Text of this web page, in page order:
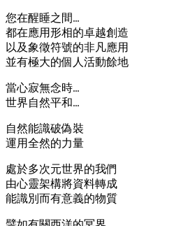
您在醒睡之間…
都在應用形相的卓越創造
以及象徵符號的非凡應用
並有極大的個人活動餘地
當心寂無念時…
世界自然平和…
自然能識破偽裝
運用全然的力量
處於多次元世界的我們
由心靈架構將資料轉成
能識別而有意義的物質